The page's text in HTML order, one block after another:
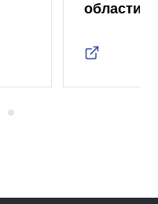
области